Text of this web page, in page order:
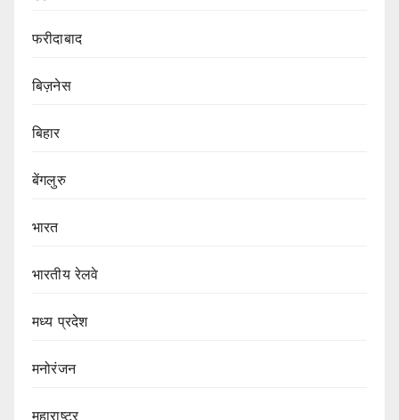
फरीदाबाद
बिज़नेस
बिहार
बेंगलुरु
भारत
भारतीय रेलवे
मध्य प्रदेश
मनोरंजन
महाराष्ट्र